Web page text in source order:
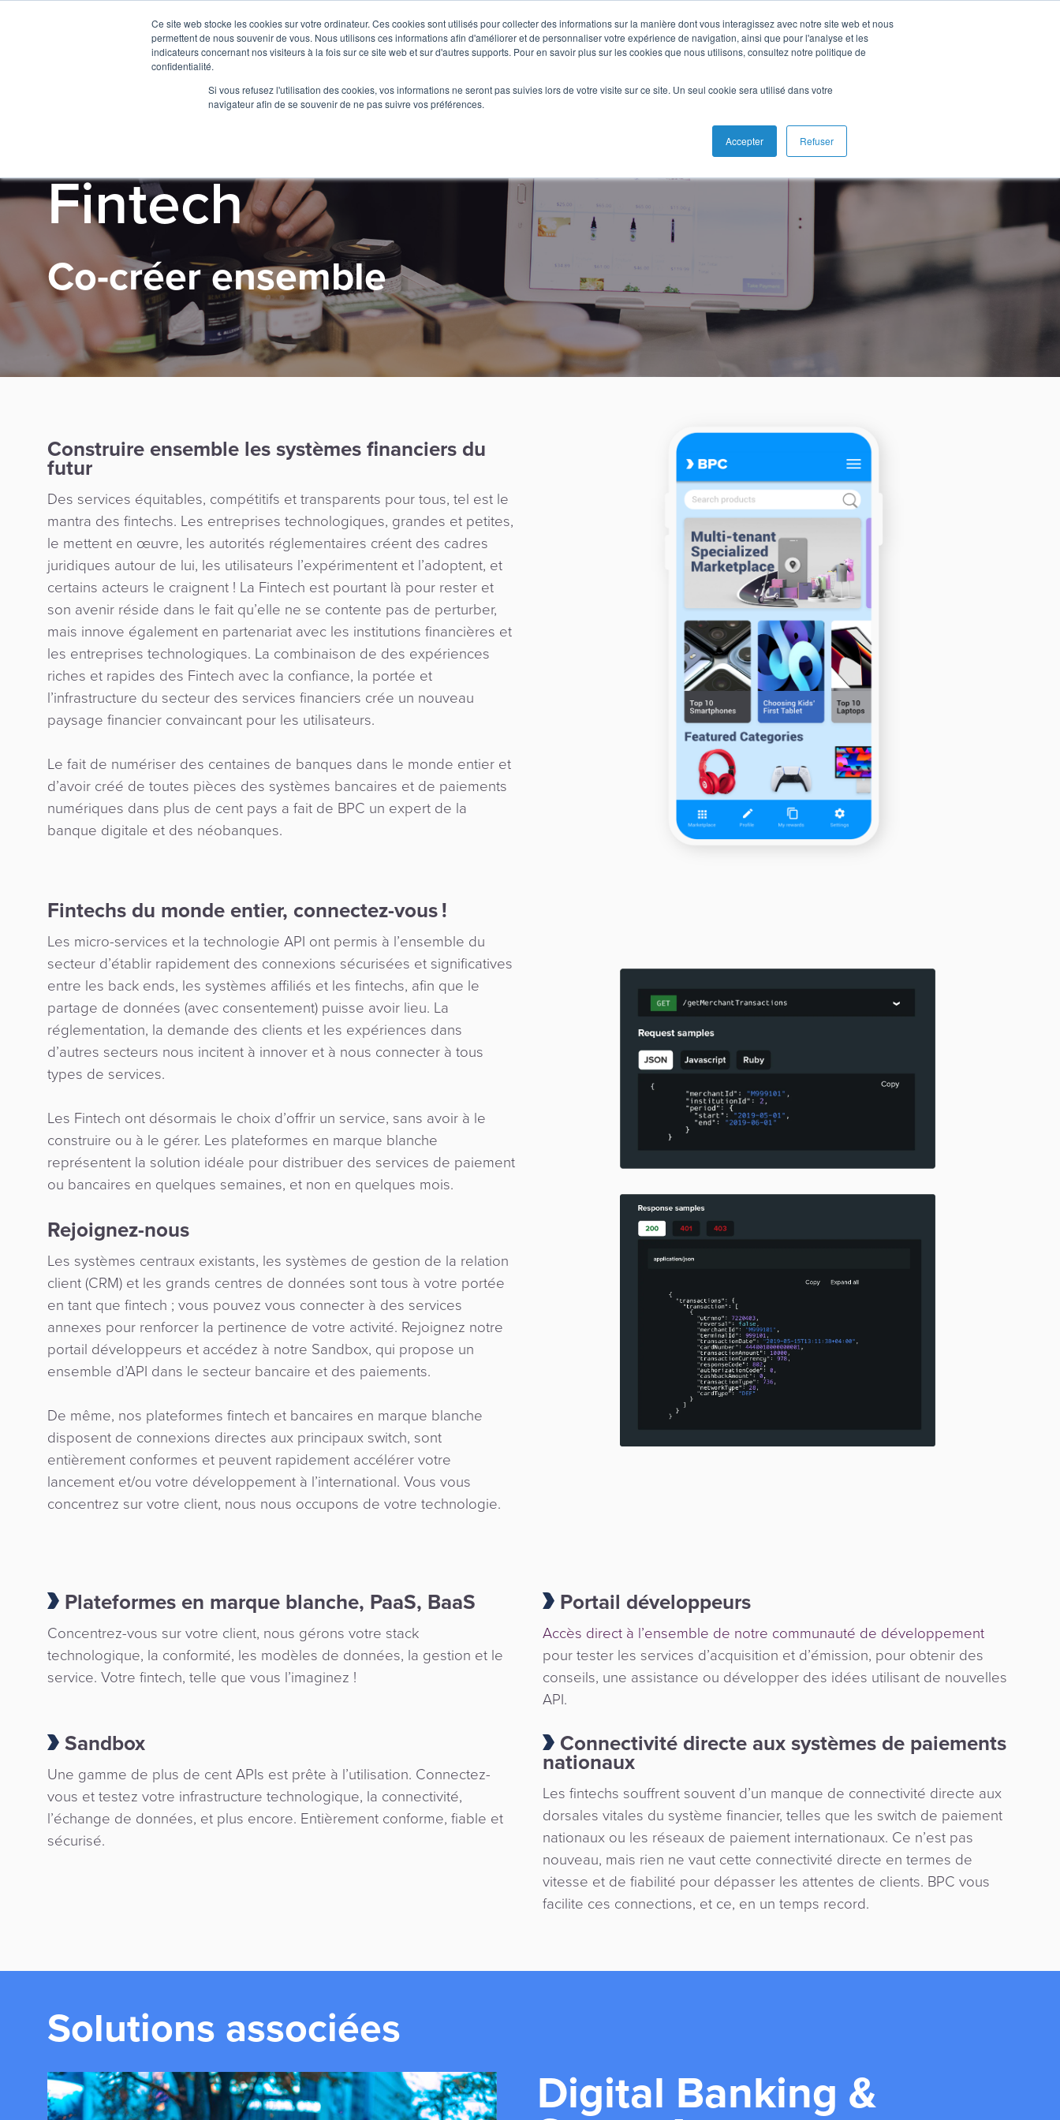
Ce site web stocke les cookies sur votre ordinateur. Ces cookies sont utilisés pour collecter des informations sur la manière dont vous interagissez avec notre site web et nous
permettent de nous souvenir de vous. Nous utilisons ces informations afin d'améliorer et de personnaliser votre expérience de navigation, ainsi que pour l'analyse et les
indicateurs concernant nos visiteurs à la fois sur ce site web et sur d'autres supports. Pour en savoir plus sur les cookies que nous utilisons, consultez notre politique de
confidentialité.
Si vous refusez l'utilisation des cookies, vos informations ne seront pas suivies lors de votre visite sur ce site. Un seul cookie sera utilisé dans votre
navigateur afin de se souvenir de ne pas suivre vos préférences.
Accepter Refuser
Fintech
Co-créer ensemble
Construire ensemble les systèmes financiers du
futur
Des services équitables, compétitifs et transparents pour tous, tel est le
mantra des fintechs. Les entreprises technologiques, grandes et petites,
le mettent en œuvre, les autorités réglementaires créent des cadres
juridiques autour de lui, les utilisateurs l’expérimentent et l’adoptent, et
certains acteurs le craignent ! La Fintech est pourtant là pour rester et
son avenir réside dans le fait qu’elle ne se contente pas de perturber,
mais innove également en partenariat avec les institutions financières et
les entreprises technologiques. La combinaison de des expériences
riches et rapides des Fintech avec la confiance, la portée et
l’infrastructure du secteur des services financiers crée un nouveau
paysage financier convaincant pour les utilisateurs.
Le fait de numériser des centaines de banques dans le monde entier et
d’avoir créé de toutes pièces des systèmes bancaires et de paiements
numériques dans plus de cent pays a fait de BPC un expert de la
banque digitale et des néobanques.
Fintechs du monde entier, connectez-vous !
Les micro-services et la technologie API ont permis à l’ensemble du
secteur d’établir rapidement des connexions sécurisées et significatives
entre les back ends, les systèmes affiliés et les fintechs, afin que le
partage de données (avec consentement) puisse avoir lieu. La
réglementation, la demande des clients et les expériences dans
d’autres secteurs nous incitent à innover et à nous connecter à tous
types de services.
Les Fintech ont désormais le choix d’offrir un service, sans avoir à le
construire ou à le gérer. Les plateformes en marque blanche
représentent la solution idéale pour distribuer des services de paiement
ou bancaires en quelques semaines, et non en quelques mois.
Rejoignez-nous
Les systèmes centraux existants, les systèmes de gestion de la relation
client (CRM) et les grands centres de données sont tous à votre portée
en tant que fintech ; vous pouvez vous connecter à des services
annexes pour renforcer la pertinence de votre activité. Rejoignez notre
portail développeurs et accédez à notre Sandbox, qui propose un
ensemble d’API dans le secteur bancaire et des paiements.
De même, nos plateformes fintech et bancaires en marque blanche
disposent de connexions directes aux principaux switch, sont
entièrement conformes et peuvent rapidement accélérer votre
lancement et/ou votre développement à l’international. Vous vous
concentrez sur votre client, nous nous occupons de votre technologie.
Plateformes en marque blanche, PaaS, BaaS
Concentrez-vous sur votre client, nous gérons votre stack
technologique, la conformité, les modèles de données, la gestion et le
service. Votre fintech, telle que vous l’imaginez !
Portail développeurs
Accès direct à l’ensemble de notre communauté de développement
pour tester les services d’acquisition et d’émission, pour obtenir des
conseils, une assistance ou développer des idées utilisant de nouvelles
API.
Sandbox
Une gamme de plus de cent APIs est prête à l’utilisation. Connectez-
vous et testez votre infrastructure technologique, la connectivité,
l’échange de données, et plus encore. Entièrement conforme, fiable et
sécurisé.
Connectivité directe aux systèmes de paiements
nationaux
Les fintechs souffrent souvent d’un manque de connectivité directe aux
dorsales vitales du système financier, telles que les switch de paiement
nationaux ou les réseaux de paiement internationaux. Ce n’est pas
nouveau, mais rien ne vaut cette connectivité directe en termes de
vitesse et de fiabilité pour dépasser les attentes de clients. BPC vous
facilite ces connections, et ce, en un temps record.
Solutions associées
Digital Banking &
Issuing
Acquiring
Risk & Fraud
eCommerce
eWallet